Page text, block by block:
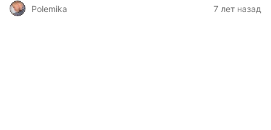
Polemika 7 лет назад